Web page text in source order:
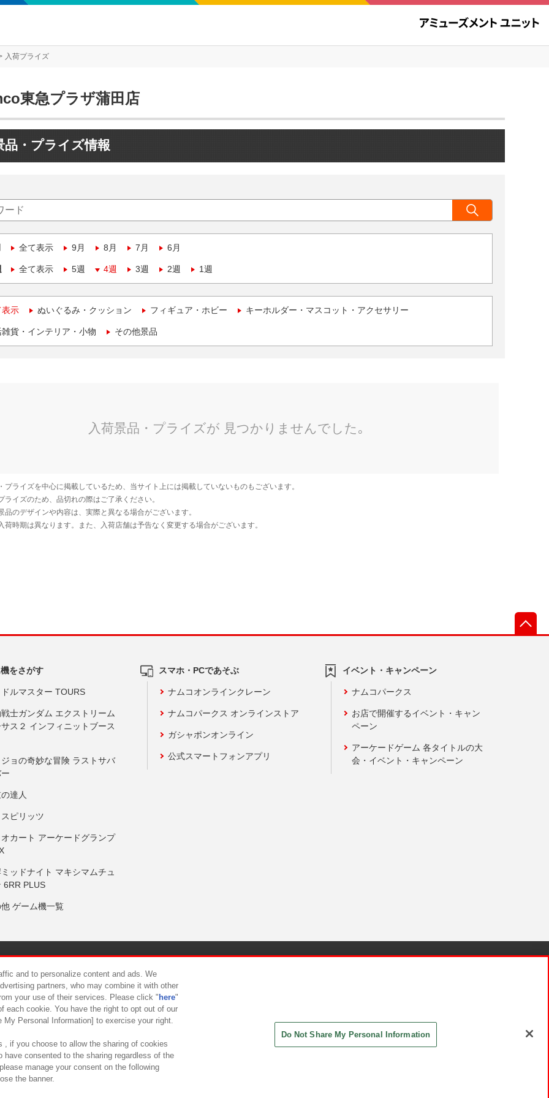
入荷プライズ
東急プラザ蒲田店
品・プライズ情報
全て表示 9月 8月 7月 6月
全て表示 5週 4週 3週 2週 1週
表示 ぬいぐるみ・クッション フィギュア・ホビー キーホルダー・マスコット・アクセサリー
貨・インテリア・小物 その他景品
をさがす
ルマスター TOURS
士ガンダム エクストリーム
ス２ インフィニットブース
ョの奇妙な冒険 ラストサバ
達人
ピリッツ
カート アーケードグランプ
ッドナイト マキシマムチュ
6RR PLUS
ゲーム機一覧
スマホ・PCであそぶ
ナムコオンラインクレーン
ナムコパークス オンラインストア
ガシャポンオンライン
公式スマートフォンアプリ
イベント・キャンペーン
ナムコパークス
お店で開催するイベント・キャン
ペーン
アーケードゲーム 各タイトルの大
会・イベント・キャンペーン
について カスタマーハラスメント対応方針
and to personalize content and ads. We
partners, who may combine it with other
your use of their services. Please click " here"
each cookie. You have the right to opt out of our
Personal Information] to exercise your right.
, if you choose to allow the sharing of cookies
have consented to the sharing regardless of the
manage your consent on the following
the banner.
Do Not Share My Personal Information